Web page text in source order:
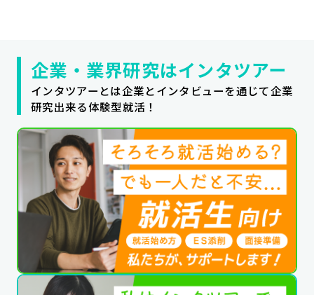
企業・業界研究はインタツアー
インタツアーとは企業とインタビューを通じて企業
研究出来る体験型就活！